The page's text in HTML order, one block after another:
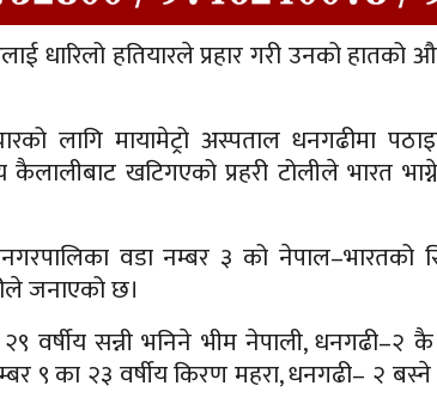
धारिलो हतियारले प्रहार गरी उनको हातको
लागि मायामेट्रो अस्पताल धनगढीमा
कैलालीबाट खटिगएको प्रहरी टोलीले भारत
वडा नम्बर ३ को नेपाल–भारतको
जनाएको छ।
वर्षीय सन्नी भनिने भीम नेपाली, धनगढी–२
९ का २३ वर्षीय किरण महरा, धनगढी– २ बस्ने